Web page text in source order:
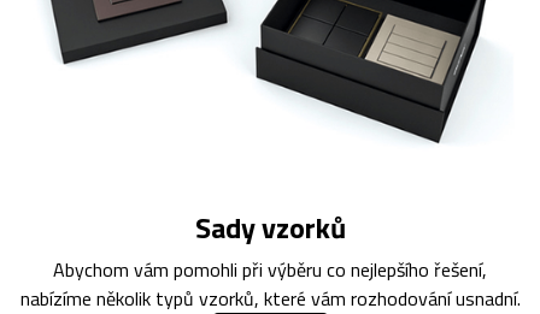
Sady vzorků
Abychom vám pomohli při výběru co nejlepšího řešení,
nabízíme několik typů vzorků, které vám rozhodování usnadní.